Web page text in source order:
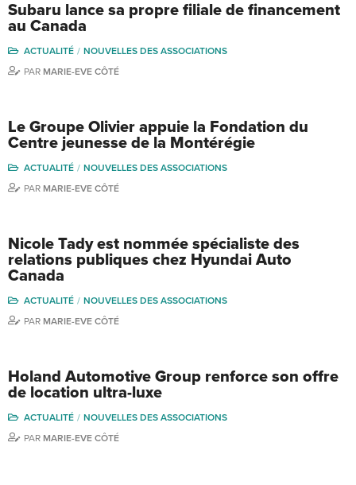
Subaru lance sa propre filiale de financement
au Canada
ACTUALITÉ
NOUVELLES DES ASSOCIATIONS
PAR MARIE-EVE CÔTÉ
Le Groupe Olivier appuie la Fondation du
Centre jeunesse de la Montérégie
ACTUALITÉ
NOUVELLES DES ASSOCIATIONS
PAR MARIE-EVE CÔTÉ
Nicole Tady est nommée spécialiste des
relations publiques chez Hyundai Auto
Canada
ACTUALITÉ
NOUVELLES DES ASSOCIATIONS
PAR MARIE-EVE CÔTÉ
Holand Automotive Group renforce son offre
de location ultra-luxe
ACTUALITÉ
NOUVELLES DES ASSOCIATIONS
PAR MARIE-EVE CÔTÉ